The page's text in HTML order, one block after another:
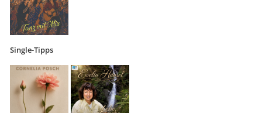
Single-Tipps